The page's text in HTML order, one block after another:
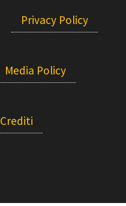
Privacy Policy
Media Policy
Crediti